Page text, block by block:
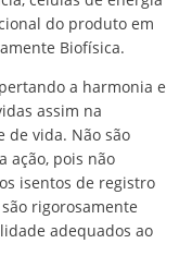
do produto em
Biofísica.
a harmonia e
assim na
de vida. Não são
ação, pois não
isentos de registro
são rigorosamente
adequados ao